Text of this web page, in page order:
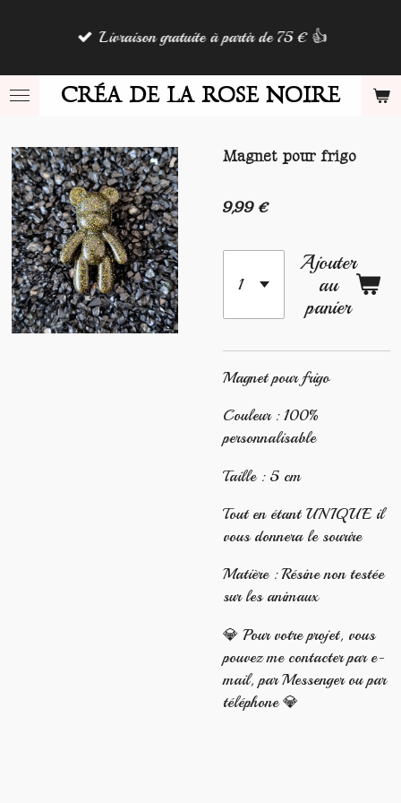
principalCRÉA DE LA ROSE NOIRE
Livraison gratuite à partir de 75 € 👍
Magnet pour frigo
9,99 €
Ajouter
au
panier
Magnet pour frigo
Couleur : 100%
personnalisable
Taille : 5 cm
Tout en étant UNIQUE il
vous donnera le sourire
Matière : Résine non testée
sur les animaux
💎 Pour votre projet, vous
pouvez me contacter par e-
mail, par Messenger ou par
téléphone 💎